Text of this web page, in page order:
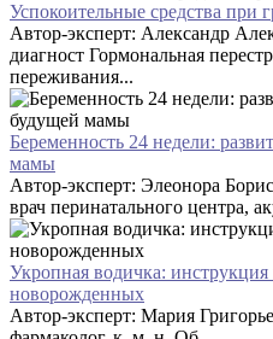
Успокоительные средства при
Автор-эксперт: Александр
диагност Гормональная
переживания...
Беременность 24 недели:
мамы
Автор-эксперт: Элеонора
врач перинатального центра,
Укропная водичка:
новорожденных
Автор-эксперт: Мария